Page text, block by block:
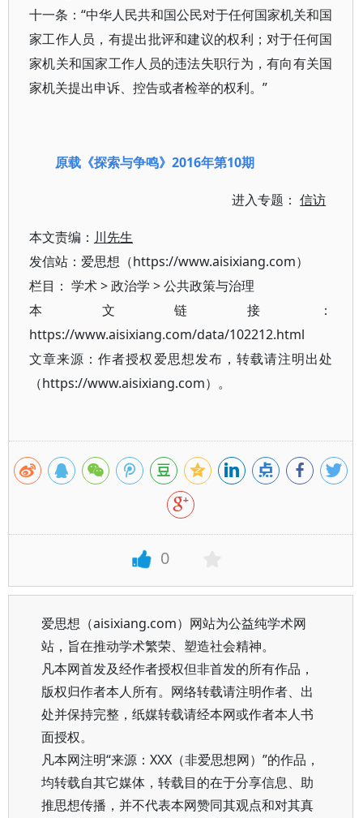
十一条：“中华人民共和国公民对于任何国家机关和国
家工作人员，有提出批评和建议的权利；对于任何国
家机关和国家工作人员的违法失职行为，有向有关国
家机关提出申诉、控告或者检举的权利。”
原载 《探索与争鸣》2016年第10期
进入专题：信访
本文责编： 川先生
发信站：爱思想（https://www.aisixiang.com）
栏目： 学术>政治学 >公共政策与治理
本文链接：
https://www.aisixiang.com/data/102212.html
文章来源：作者授权爱思想发布，转载请注明出处
（https://www.aisixiang.com）。
0
爱思想（aisixiang.com）网站为公益纯学术网
站，旨在推动学术繁荣、塑造社会精神。
凡本网首发及经作者授权但非首发的所有作品，
版权归作者本人所有。网络转载请注明作者、出
处并保持完整，纸媒转载请经本网或作者本人书
面授权。
凡本网注明“来源：XXX（非爱思想网）”的作品，
均转载自其它媒体，转载目的在于分享信息、助
推思想传播，并不代表本网赞同其观点和对其真